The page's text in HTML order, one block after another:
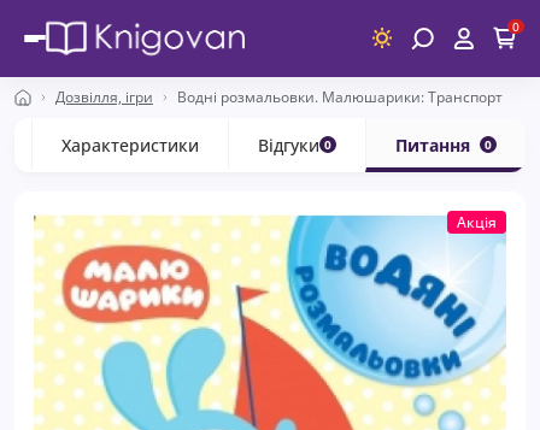
0
Дозвілля, ігри Водні розмальовки. Малюшарики: Транспорт
Характеристики Відгуки 0 Питання 0
Акція